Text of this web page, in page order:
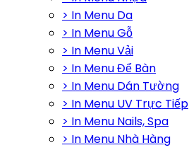
> In Menu Da
> In Menu Gỗ
> In Menu Vải
> In Menu Để Bàn
> In Menu Dán Tường
> In Menu UV Trực Tiếp
> In Menu Nails, Spa
> In Menu Nhà Hàng